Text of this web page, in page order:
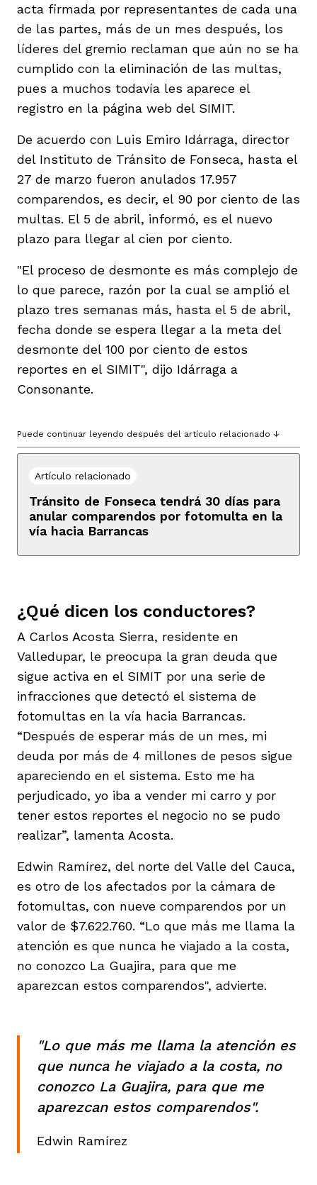
acta firmada por representantes de cada una
de las partes, más de un mes después, los
líderes del gremio reclaman que aún no se ha
cumplido con la eliminación de las multas,
pues a muchos todavía les aparece el
registro en la página web del SIMIT.
De acuerdo con Luis Emiro Idárraga, director
del Instituto de Tránsito de Fonseca, hasta el
27 de marzo fueron anulados 17.957
comparendos, es decir, el 90 por ciento de las
multas. El 5 de abril, informó, es el nuevo
plazo para llegar al cien por ciento.
"El proceso de desmonte es más complejo de
lo que parece, razón por la cual se amplió el
plazo tres semanas más, hasta el 5 de abril,
fecha donde se espera llegar a la meta del
desmonte del 100 por ciento de estos
reportes en el SIMIT", dijo Idárraga a
Consonante.
Puede continuar leyendo después del artículo relacionado ↓
Artículo relacionado
Tránsito de Fonseca tendrá 30 días para
anular comparendos por fotomulta en la
vía hacia Barrancas
¿Qué dicen los conductores?
A Carlos Acosta Sierra, residente en
Valledupar, le preocupa la gran deuda que
sigue activa en el SIMIT por una serie de
infracciones que detectó el sistema de
fotomultas en la vía hacia Barrancas.
“Después de esperar más de un mes, mi
deuda por más de 4 millones de pesos sigue
apareciendo en el sistema. Esto me ha
perjudicado, yo iba a vender mi carro y por
tener estos reportes el negocio no se pudo
realizar”, lamenta Acosta.
Edwin Ramírez, del norte del Valle del Cauca,
es otro de los afectados por la cámara de
fotomultas, con nueve comparendos por un
valor de $7.622.760. “Lo que más me llama la
atención es que nunca he viajado a la costa,
no conozco La Guajira, para que me
aparezcan estos comparendos", advierte.
"Lo que más me llama la atención es
que nunca he viajado a la costa, no
conozco La Guajira, para que me
aparezcan estos comparendos".
Edwin Ramírez